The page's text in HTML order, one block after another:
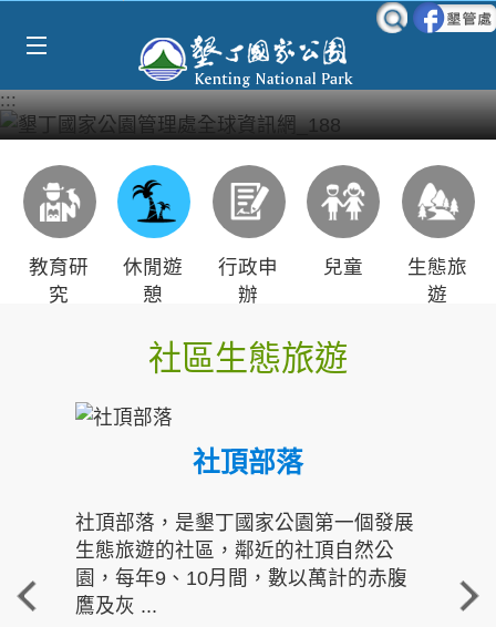
:::
教育研
究
休閒遊
憩
行政申
辦
兒童
生態旅
遊
社區生態旅遊
社頂部落
社頂部落，是墾丁國家公園第一個發展
生態旅遊的社區，鄰近的社頂自然公
園，每年9、10月間，數以萬計的赤腹
鷹及灰 ...
重
走進